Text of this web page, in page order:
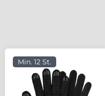
Min. 12 St.